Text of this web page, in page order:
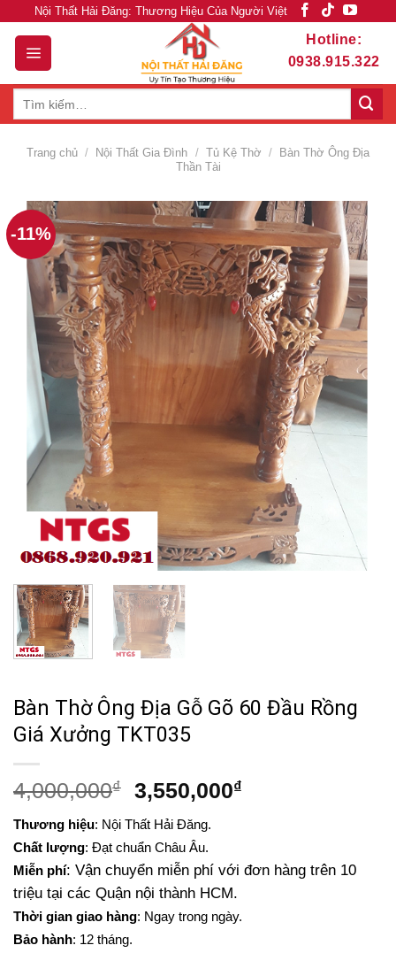
content
Nội Thất Hải Đăng: Thương Hiệu Của Người Việt
Hotline:
0938.915.322
Trang chủ / Nội Thất Gia Đình / Tủ Kệ Thờ /
Bàn Thờ Ông Địa
Thần Tài
-11%
Bàn Thờ Ông Địa Gỗ Gõ 60 Đầu Rồng
Giá Xưởng TKT035
4,000,000₫
Giá
là:
4,000,000₫.
3,550,000₫Giá
3,550,000₫.
Thương hiệu: Nội Thất Hải Đăng.
Chất lượng: Đạt chuẩn Châu Âu.
Miễn phí: Vận chuyển miễn phí với đơn hàng trên 10
triệu tại các Quận nội thành HCM.
Thời gian giao hàng: Ngay trong ngày.
Bảo hành: 12 tháng.